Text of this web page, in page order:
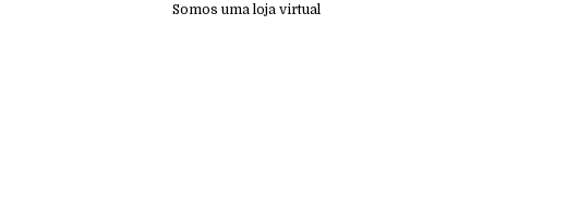
Somos uma loja virtual